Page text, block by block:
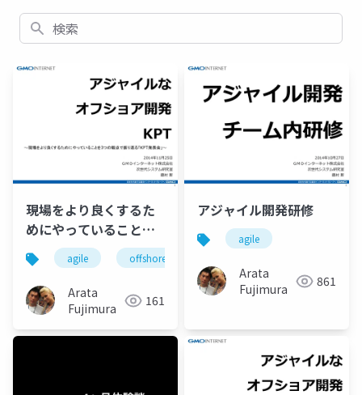
検索
現場をより良くするた
めにやっていることを3
つの観点で振り返る
「kpt発表会」
agile offshore
Arata
Fujimura
161
アジャイル開発研修
agile
Arata
Fujimura
861